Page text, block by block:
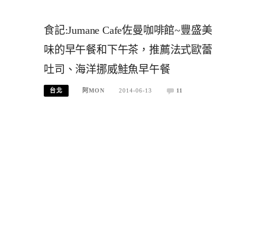
食記:Jumane Cafe佐曼咖啡館~豐盛美
味的早午餐和下午茶，推薦法式歐蕾
吐司、海洋挪威鮭魚早午餐
台北 阿MON 2014-06-13 11